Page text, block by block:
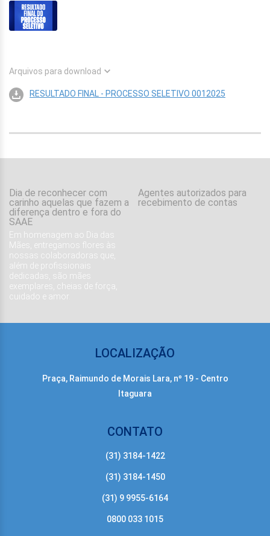
Arquivos para download
RESULTADO FINAL - PROCESSO SELETIVO 0012025
Dia de reconhecer com
carinho aquelas que fazem a
diferença dentro e fora do
SAAE
Em homenagem ao Dia das
Mães, entregamos flores às
nossas colaboradoras que,
além de profissionais
dedicadas, são mães
exemplares, cheias de força,
cuidado e amor.
Agentes autorizados para
recebimento de contas
LOCALIZAÇÃO
Praça, Raimundo de Morais Lara, nº 19 - Centro
Itaguara
CONTATO
(31) 3184-1422
(31) 3184-1450
(31) 9 9955-6164
0800 033 1015